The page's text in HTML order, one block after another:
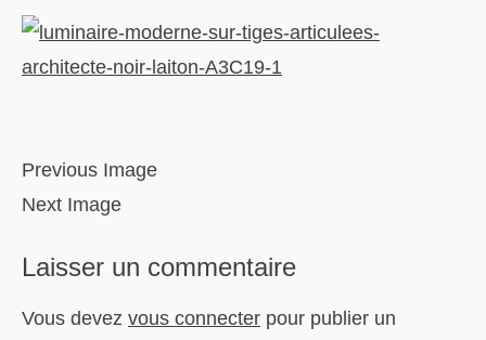
Previous Image
Next Image
Laisser un commentaire
Vous devez vous connecter pour publier un